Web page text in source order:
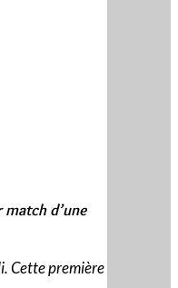
d’une
Cette première